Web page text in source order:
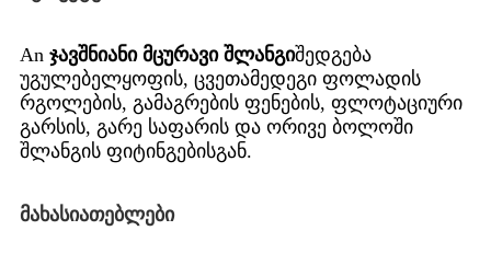
An ჯავშნიანი მცურავი შლანგიშედგება
უგულებელყოფის, ცვეთამედეგი ფოლადის
რგოლების, გამაგრების ფენების, ფლოტაციური
გარსის, გარე საფარის და ორივე ბოლოში
შლანგის ფიტინგებისგან.
მახასიათებლები